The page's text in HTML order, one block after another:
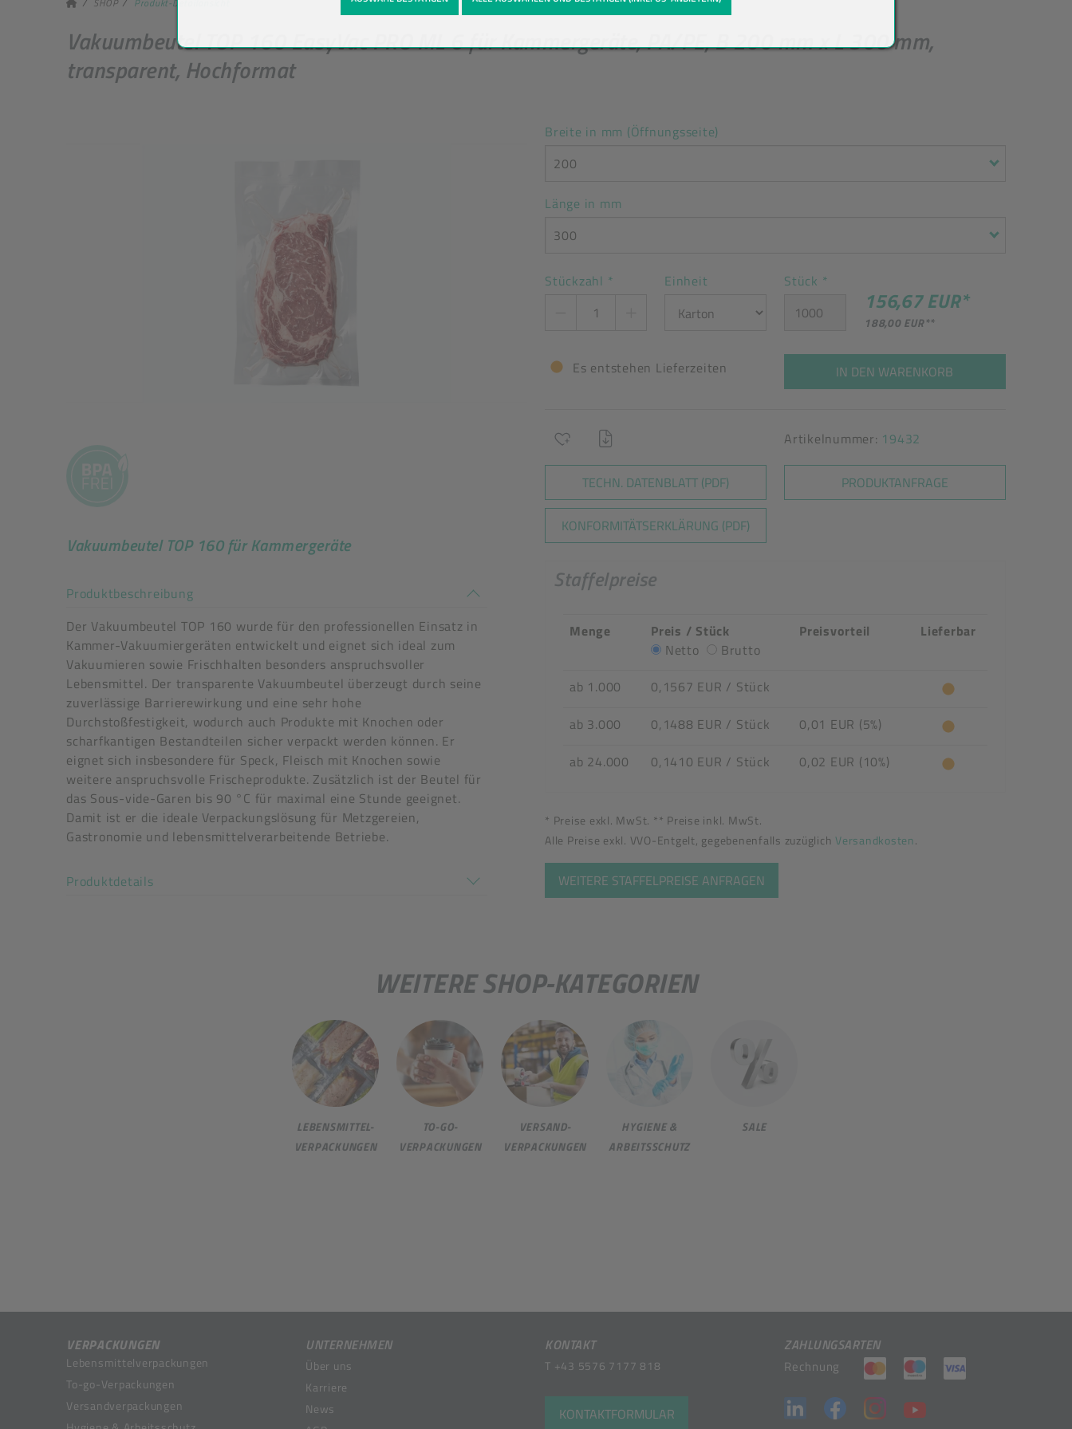
Vakuumbeutel TOP 160 EasyVac PRO ML 6 für Kammergeräte, PA/PE, B 200 mm x L 300 mm,
transparent, Hochformat
Vakuumbeutel TOP 160 für Kammergeräte
Produktbeschreibung
Akkordeon auf-/zuklappen stimmen nicht überein
Der Vakuumbeutel TOP 160 wurde für den professionellen Einsatz in
Kammer-Vakuumiergeräten entwickelt und eignet sich ideal zum
Vakuumieren sowie Frischhalten besonders anspruchsvoller
Lebensmittel. Der transparente Vakuumbeutel überzeugt durch seine
zuverlässige Barrierewirkung und eine sehr hohe
Durchstoßfestigkeit, wodurch auch Produkte mit Knochen oder
scharfkantigen Bestandteilen sicher verpackt werden können. Er
eignet sich insbesondere für Speck, Fleisch mit Knochen sowie
weitere anspruchsvolle Frischeprodukte. Zusätzlich ist der Beutel für
das Sous-vide-Garen bis 90 °C für maximal eine Stunde geeignet.
Damit ist er die ideale Verpackungslösung für Metzgereien,
Gastronomie und lebensmittelverarbeitende Betriebe.
Produktdetails
Breite in mm (Öffnungsseite)
200
Länge in mm
300
Stückzahl * Einheit Stück *
156,67 EUR*
188,00 EUR**
Es entstehen Lieferzeiten IN DEN WARENKORB
Artikelnummer: 19432
TECHN. DATENBLATT (PDF)
KONFORMITÄTSERKLÄRUNG (PDF)
PRODUKTANFRAGE
Staffelpreise
Menge
Preis / Stück
Netto
Brutto
Preisvorteil Lieferbar
ab 1.000 0,1567 EUR / Stück
ab 3.000
0,1488 EUR / Stück
0,01 EUR (5%)
ab 24.000
0,1410 EUR / Stück 0,02 EUR (10%)
* Preise exkl. MwSt. ** Preise inkl. MwSt.
Alle Preise exkl. VVO-Entgelt, gegebenenfalls zuzüglich Versandkosten.
WEITERE STAFFELPREISE ANFRAGEN
WEITERE SHOP-KATEGORIEN
LEBENSMITTEL-
VERPACKUNGEN
TO-GO-
VERPACKUNGEN
VERSAND-
VERPACKUNGEN
HYGIENE &
ARBEITSSCHUTZ
SALE
VERPACKUNGEN
Lebensmittelverpackungen
To-go-Verpackungen
Versandverpackungen
UNTERNEHMEN
Über uns
Karriere
News
KONTAKT
T +43 5576 7177 818
KONTAKTFORMULAR
ZAHLUNGSARTEN
Rechnung (öffnet in neuem Tab)
(öffnet in neuem Tab)
(öffnet in neuem
(öffnet in neuem Tab)
(öffnet in neuem Tab)
(öffnet in neuem Tab)
(öffnet in neuem Tab)